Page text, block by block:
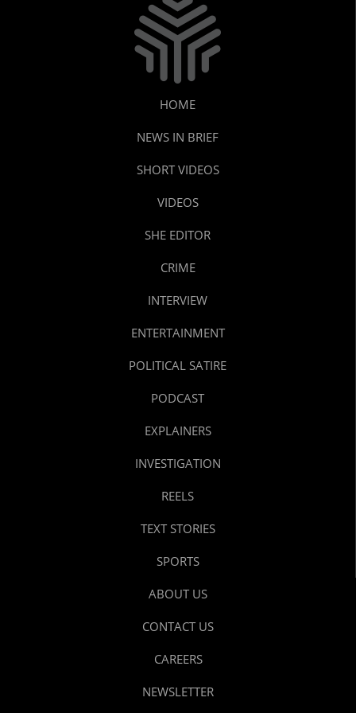
HOME
NEWS IN BRIEF
SHORT VIDEOS
VIDEOS
SHE EDITOR
CRIME
INTERVIEW
ENTERTAINMENT
POLITICAL SATIRE
PODCAST
EXPLAINERS
INVESTIGATION
REELS
TEXT STORIES
SPORTS
ABOUT US
CONTACT US
CAREERS
NEWSLETTER